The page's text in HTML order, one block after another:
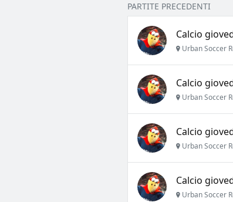
PARTITE PRECEDENTI
Calcio
Urban Soccer
Calcio
Urban Soccer
Calcio
Urban Soccer
Calcio
Urban Soccer